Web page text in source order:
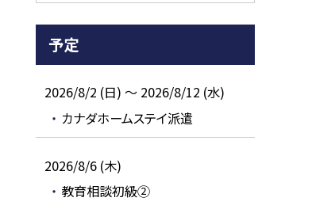
予定
2026/8/2 (日) ～ 2026/8/12 (水)
カナダホームステイ派遣
2026/8/6 (木)
教育相談初級②